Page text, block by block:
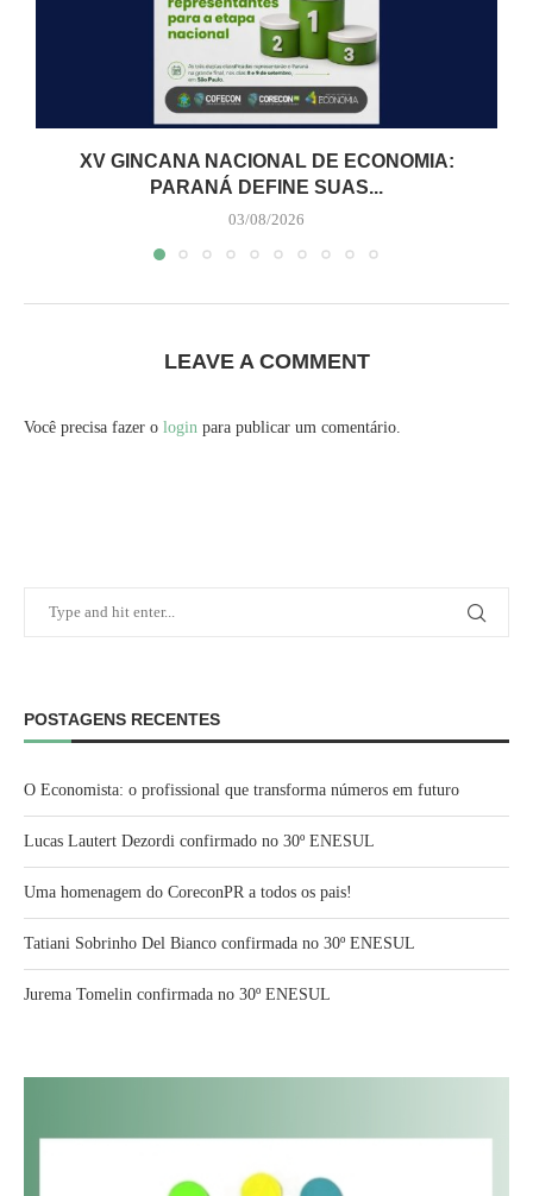
XV GINCANA NACIONAL DE ECONOMIA:
PARANÁ DEFINE SUAS...
03/08/2026
LEAVE A COMMENT
Você precisa fazer o login para publicar um comentário.
POSTAGENS RECENTES
O Economista: o profissional que transforma números em futuro
Lucas Lautert Dezordi confirmado no 30º ENESUL
Uma homenagem do CoreconPR a todos os pais!
Tatiani Sobrinho Del Bianco confirmada no 30º ENESUL
Jurema Tomelin confirmada no 30º ENESUL